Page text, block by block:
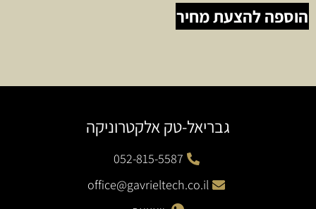
הוספה להצעת מחיר
גבריאל-טק אלקטרוניקה
052-815-5587
office@gavrieltech.co.il